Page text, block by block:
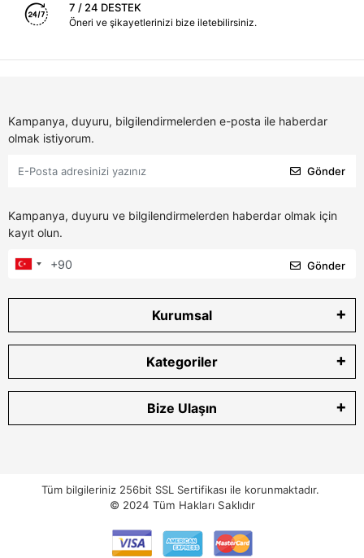
7 / 24 DESTEK
Öneri ve şikayetlerinizi bize iletebilirsiniz.
Kampanya, duyuru, bilgilendirmelerden e-posta ile haberdar
olmak istiyorum.
Gönder
Kampanya, duyuru ve bilgilendirmelerden haberdar olmak için
kayıt olun.
Gönder
Kurumsal
Kategoriler
Bize Ulaşın
Tüm bilgileriniz 256bit SSL Sertifikası ile korunmaktadır.
© 2024 Tüm Hakları Saklıdır